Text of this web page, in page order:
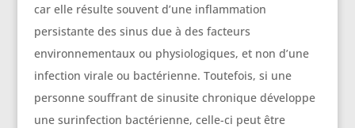
car elle résulte souvent d’une inflammation
persistante des sinus due à des facteurs
environnementaux ou physiologiques, et non d’une
infection virale ou bactérienne. Toutefois, si une
personne souffrant de sinusite chronique développe
une surinfection bactérienne, celle-ci peut être